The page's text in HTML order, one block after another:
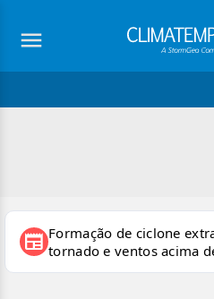
newspaper Formação de ciclone
tornado e ventos acima